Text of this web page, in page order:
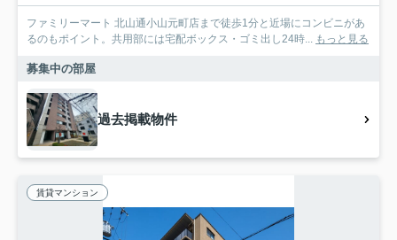
ファミリーマート 北山通小山元町店まで徒歩1分と近場にコンビニがあ
るのもポイント。共用部には宅配ボックス・ゴミ出し24時... もっと見る
募集中の部屋
過去掲載物件
賃貸マンション